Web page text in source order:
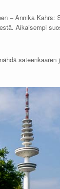
– Annika
Aikaisempi